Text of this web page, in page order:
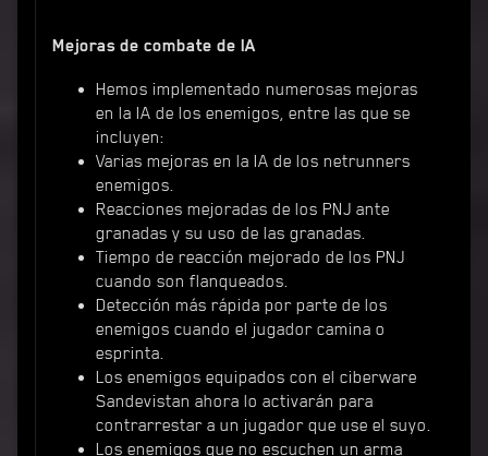
Mejoras de combate de IA
Hemos implementado numerosas mejoras
en la IA de los enemigos, entre las que se
incluyen:
Varias mejoras en la IA de los netrunners
enemigos.
Reacciones mejoradas de los PNJ ante
granadas y su uso de las granadas.
Tiempo de reacción mejorado de los PNJ
cuando son flanqueados.
Detección más rápida por parte de los
enemigos cuando el jugador camina o
esprinta.
Los enemigos equipados con el ciberware
Sandevistan ahora lo activarán para
contrarrestar a un jugador que use el suyo.
Los enemigos que no escuchen un arma